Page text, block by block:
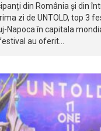
din România și din
zi de UNTOLD, top 3
Napoca în capitala
au oferit…